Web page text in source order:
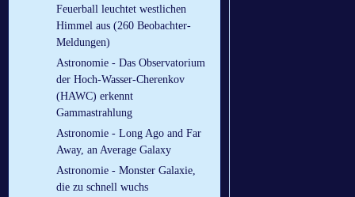
Feuerball leuchtet westlichen
Himmel aus (260 Beobachter-
Meldungen)
Astronomie - Das Observatorium
der Hoch-Wasser-Cherenkov
(HAWC) erkennt
Gammastrahlung
Astronomie - Long Ago and Far
Away, an Average Galaxy
Astronomie - Monster Galaxie,
die zu schnell wuchs